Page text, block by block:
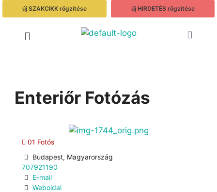
új SZAKCIKK rögzítése új HIRDETÉS rögzítése
Enteriőr Fotózás
01 Fotós
Budapest, Magyarország
707921190
E-mail
Weboldal